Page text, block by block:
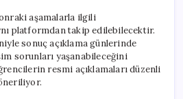
aşamalarla ilgili
platformdan takip edilebilecektir.
sonuç açıklama günlerinde
sorunları yaşanabileceğini
resmi açıklamaları düzenli